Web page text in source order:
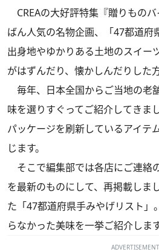
CREAの大好評特集『贈りもの
ばん人気の名物企画、「47都道府
出身地やゆかりある土地のスイー
がはずんだり、懐かしんだりした
毎年、日本全国からご当地の老
味を選りすぐってご紹介してきま
パッケージを刷新しているアイテ
じます。
そこで編集部では各店にご連絡
を最新のものにして、再掲載しま
た「47都道府県手みやげリスト」
らなかった美味を一挙ご紹介しま
ADVERTISEMENT